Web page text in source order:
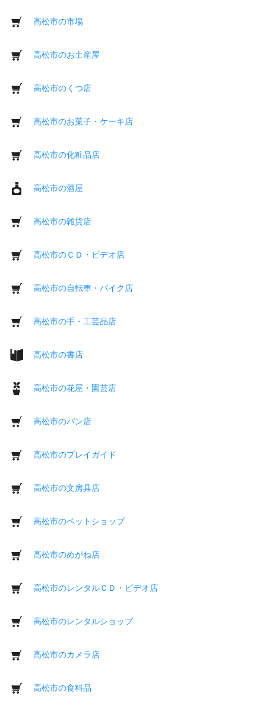
高松市の市場
高松市のお土産屋
高松市のくつ店
高松市のお菓子・ケーキ店
高松市の化粧品店
高松市の酒屋
高松市の雑貨店
高松市のＣＤ・ビデオ店
高松市の自転車・バイク店
高松市の手・工芸品店
高松市の書店
高松市の花屋・園芸店
高松市のパン店
高松市のプレイガイド
高松市の文房具店
高松市のペットショップ
高松市のめがね店
高松市のレンタルＣＤ・ビデオ店
高松市のレンタルショップ
高松市のカメラ店
高松市の食料品